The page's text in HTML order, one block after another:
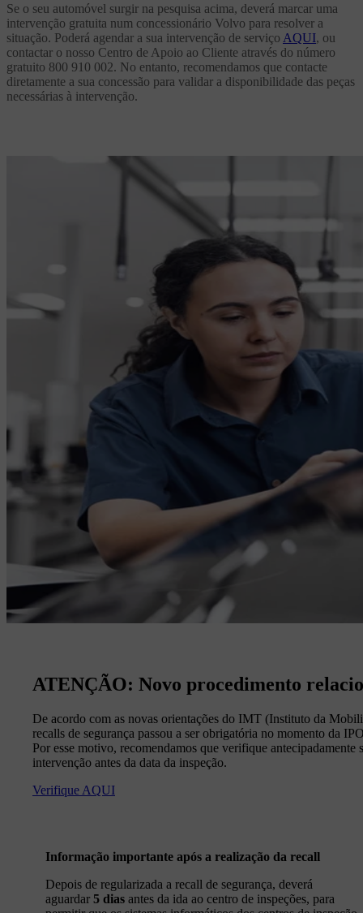
Se o seu automóvel surgir na pesquisa acima, deverá marcar uma
intervenção gratuita num concessionário Volvo para resolver a
situação. Poderá agendar a sua intervenção de serviço AQUI, ou
contactar o nosso Centro de Apoio ao Cliente através do número
gratuito 800 910 002. No entanto, recomendamos que contacte
diretamente a sua concessão para validar a disponibilidade das peças
necessárias à intervenção.
ATENÇÃO: Novo procedimento
De acordo com as novas orientações do IMT (Instituto da
recalls de segurança passou a ser obrigatória no momento da
Por esse motivo, recomendamos que verifique
intervenção antes da data da inspeção.
Verifique AQUI
Informação importante após a realização da recall
Depois de regularizada a recall de segurança, deverá
aguardar 5 dias antes da ida ao centro de inspeções, para